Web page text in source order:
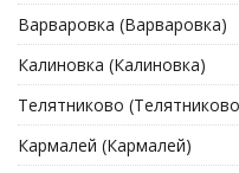
Варваровка (Варваровка)
Калиновка (Калиновка)
Телятниково
Кармалей (Кармалей)